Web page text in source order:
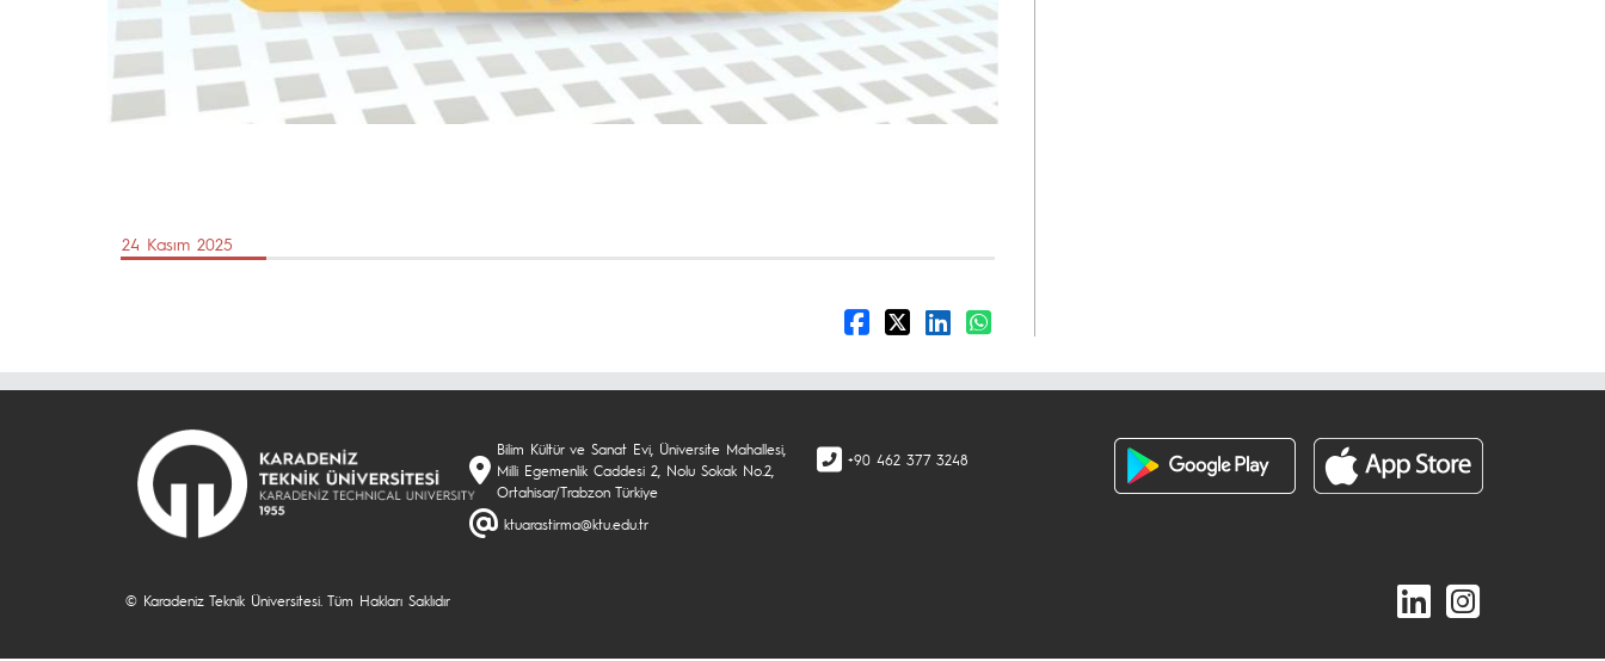
24 Kasım 2025
Bilim Kültür ve Sanat Evi, Üniversite Mahallesi,
Milli Egemenlik Caddesi 2, Nolu Sokak No.2,
Ortahisar/Trabzon Türkiye
ktuarastirma@ktu.edu.tr
+90 462 377 3248
© Karadeniz Teknik Üniversitesi. Tüm Hakları Saklıdır